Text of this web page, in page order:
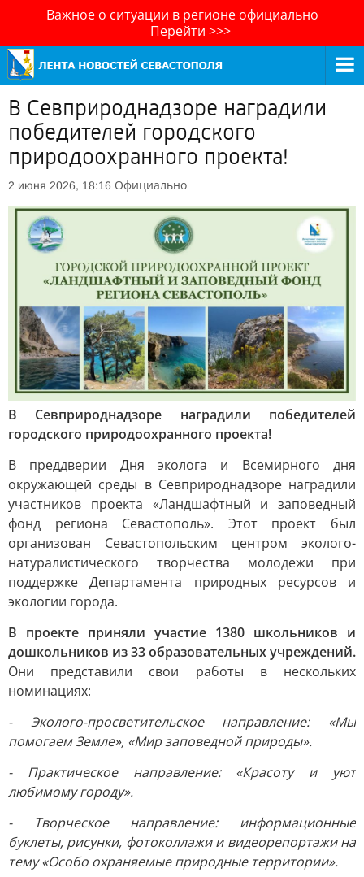
Важное о ситуации в регионе официально
Перейти >>>
В Севприроднадзоре наградили
победителей городского
природоохранного проекта!
2 июня 2026, 18:16 Официально
В Севприроднадзоре наградили победителей
городского природоохранного проекта!
В преддверии Дня эколога и Всемирного дня
окружающей среды в Севприроднадзоре наградили
участников проекта «Ландшафтный и заповедный
фонд региона Севастополь». Этот проект был
организован Севастопольским центром эколого-
натуралистического творчества молодежи при
поддержке Департамента природных ресурсов и
экологии города.
В проекте приняли участие 1380 школьников и
дошкольников из 33 образовательных учреждений.
Они представили свои работы в нескольких
номинациях:
- Эколого-просветительское направление: «Мы
помогаем Земле», «Мир заповедной природы».
- Практическое направление: «Красоту и уют
любимому городу».
- Творческое направление: информационные
буклеты, рисунки, фотоколлажи и видеорепортажи на
тему «Особо охраняемые природные территории».